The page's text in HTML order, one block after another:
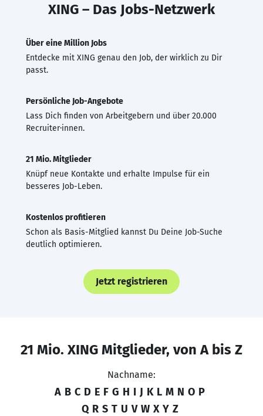
XING – Das Jobs-Netzwerk
Über eine Million Jobs
Entdecke mit XING genau den Job, der wirklich zu Dir
passt.
Persönliche Job-Angebote
Lass Dich finden von Arbeitgebern und über 20.000
Recruiter·innen.
21 Mio. Mitglieder
Knüpf neue Kontakte und erhalte Impulse für ein
besseres Job-Leben.
Kostenlos profitieren
Schon als Basis-Mitglied kannst Du Deine Job-Suche
deutlich optimieren.
Jetzt registrieren
21 Mio. XING Mitglieder, von A bis Z
Nachname:
A B C D E F G H I J K L M N O P
Q R S T U V W X Y Z